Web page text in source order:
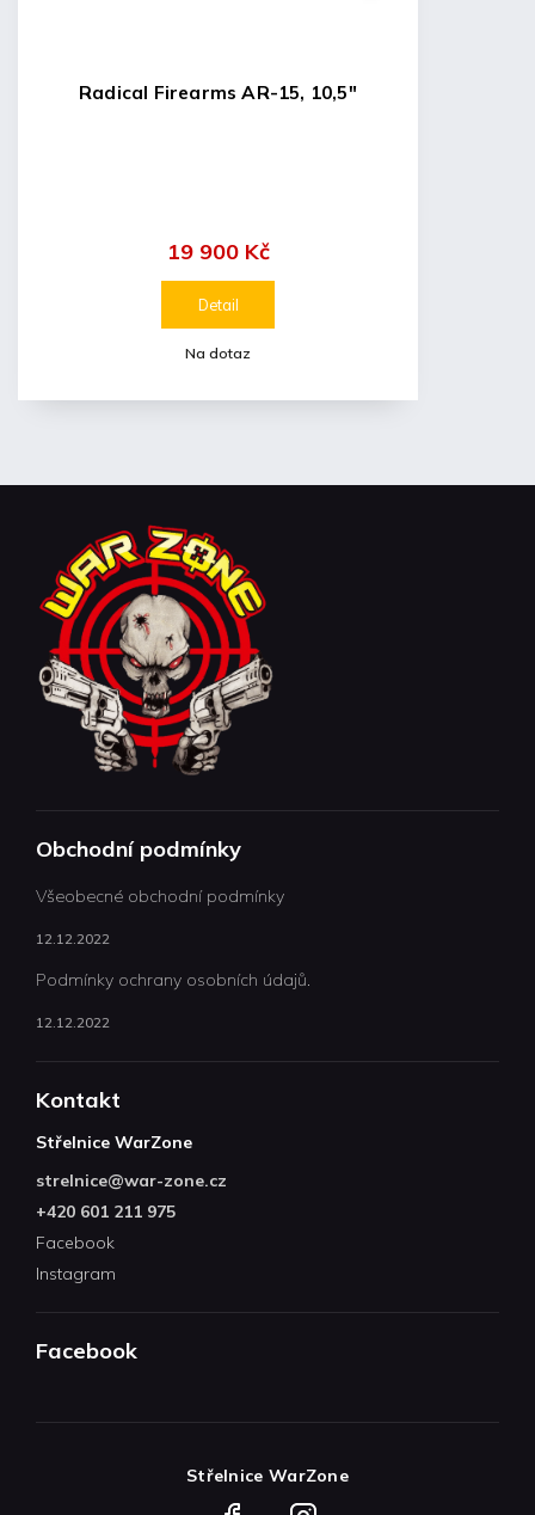
Radical Firearms AR-15, 10,5"
Na dotaz
19 900 Kč
Detail
Obchodní podmínky
Všeobecné obchodní podmínky
12.12.2022
Podmínky ochrany osobních údajů.
12.12.2022
Kontakt
Střelnice WarZone
strelnice@war-zone.cz
+420 601 211 975
Facebook
Instagram
Facebook
Střelnice WarZone
FacebookInstagram